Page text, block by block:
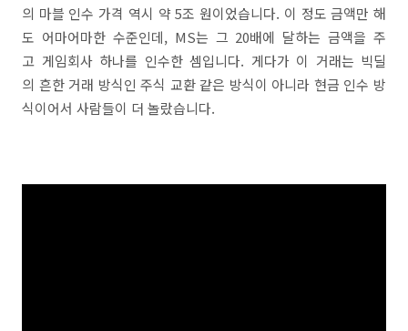
의 마블 인수 가격 역시 약 5조 원이었습니다. 이 정도 금액만 해
도 어마어마한 수준인데, MS는 그 20배에 달하는 금액을 주
고 게임회사 하나를 인수한 셈입니다. 게다가 이 거래는 빅딜
의 흔한 거래 방식인 주식 교환 같은 방식이 아니라 현금 인수 방
식이어서 사람들이 더 놀랐습니다.